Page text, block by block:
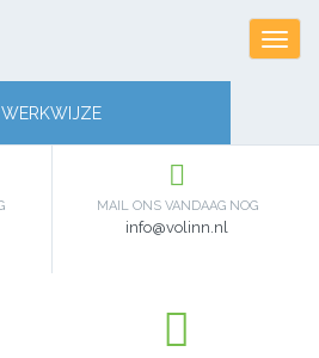
WERKWIJZE
MAIL ONS VANDAAG NOG
info@volinn.nl